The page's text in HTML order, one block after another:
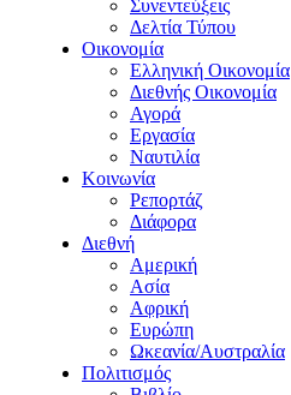
Συνεντεύξεις
Δελτία Τύπου
Οικονομία
Ελληνική Οικονομία
Διεθνής Οικονομία
Αγορά
Εργασία
Ναυτιλία
Κοινωνία
Ρεπορτάζ
Διάφορα
Διεθνή
Αμερική
Ασία
Αφρική
Ευρώπη
Ωκεανία/Αυστραλία
Πολιτισμός